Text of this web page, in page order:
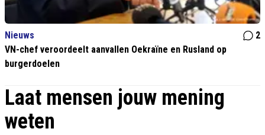
Nieuws
2
VN-chef veroordeelt aanvallen Oekraïne en Rusland op
burgerdoelen
Laat mensen jouw mening
weten